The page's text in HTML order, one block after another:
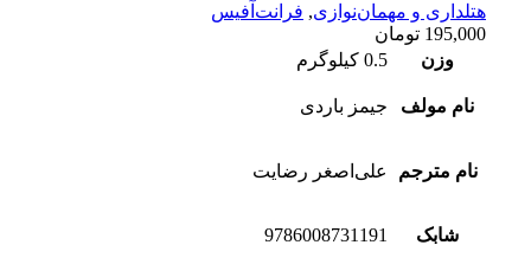
هتلداری و مهمان‌نوازی, فرانت‌آفیس
195,000 تومان
وزن
0.5 کیلوگرم
نام مولف جیمز باردی
نام مترجم علی‌اصغر رضایت
شابک 9786008731191